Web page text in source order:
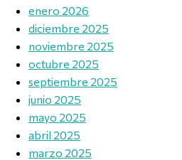
enero 2026
diciembre 2025
noviembre 2025
octubre 2025
septiembre 2025
junio 2025
mayo 2025
abril 2025
marzo 2025